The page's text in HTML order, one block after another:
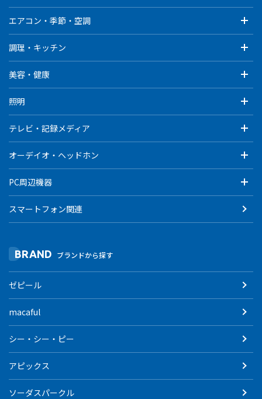
エアコン・季節・空調
調理・キッチン
美容・健康
照明
テレビ・記録メディア
オーデイオ・ヘッドホン
PC周辺機器
スマートフォン関連
BRAND ブランドから探す
ゼピール
macaful
シー・シー・ピー
アピックス
ソーダスパークル